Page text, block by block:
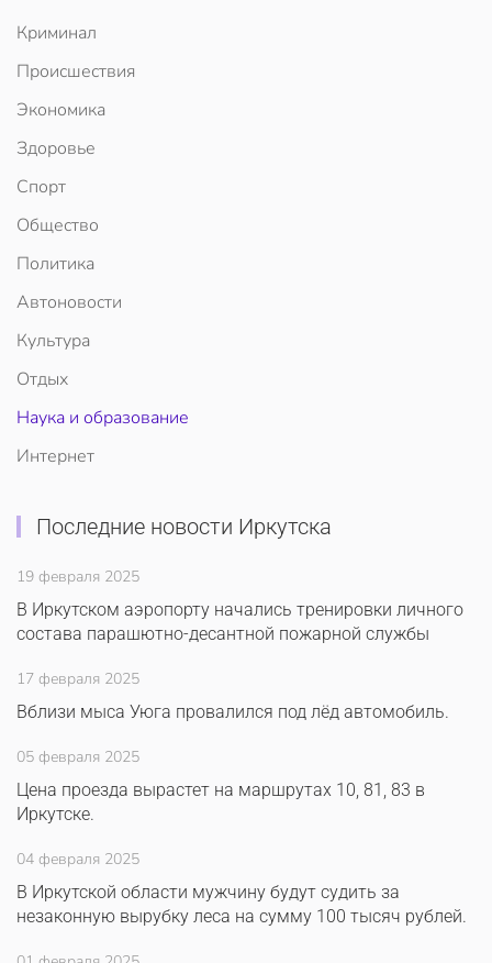
Криминал
Происшествия
Экономика
Здоровье
Спорт
Общество
Политика
Автоновости
Культура
Отдых
Наука и образование
Интернет
Последние новости Иркутска
19 февраля 2025
В Иркутском аэропорту начались тренировки личного
состава парашютно-десантной пожарной службы
17 февраля 2025
Вблизи мыса Уюга провалился под лёд автомобиль.
05 февраля 2025
Цена проезда вырастет на маршрутах 10, 81, 83 в
Иркутске.
04 февраля 2025
В Иркутской области мужчину будут судить за
незаконную вырубку леса на сумму 100 тысяч рублей.